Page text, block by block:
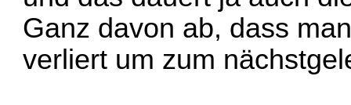
Ganz davon ab, dass
verliert um zum